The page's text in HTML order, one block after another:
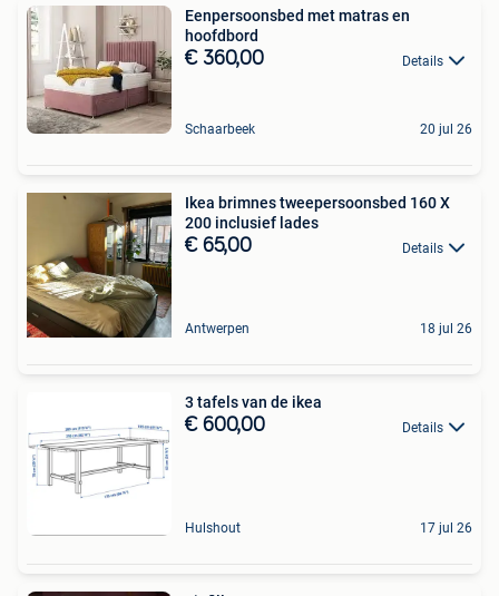
Eenpersoonsbed met matras en
hoofdbord
€ 360,00 Details
Schaarbeek 20 jul 26
Ikea brimnes tweepersoonsbed 160 X
200 inclusief lades
€ 65,00 Details
Antwerpen 18 jul 26
3 tafels van de ikea
€ 600,00 Details
Hulshout 17 jul 26